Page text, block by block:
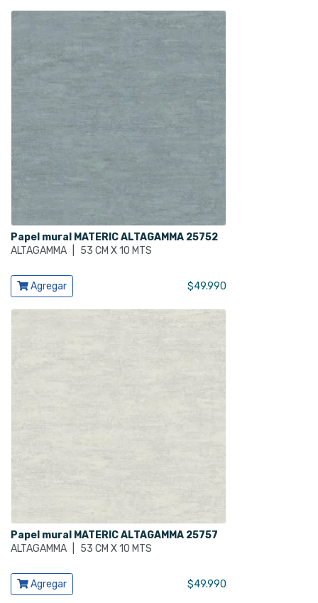
Papel mural MATERIC ALTAGAMMA 25752
ALTAGAMMA
53 CM X 10 MTS
Ver producto
Agregar $49.990
Papel mural MATERIC ALTAGAMMA 25757
ALTAGAMMA
53 CM X 10 MTS
Ver producto
Agregar $49.990